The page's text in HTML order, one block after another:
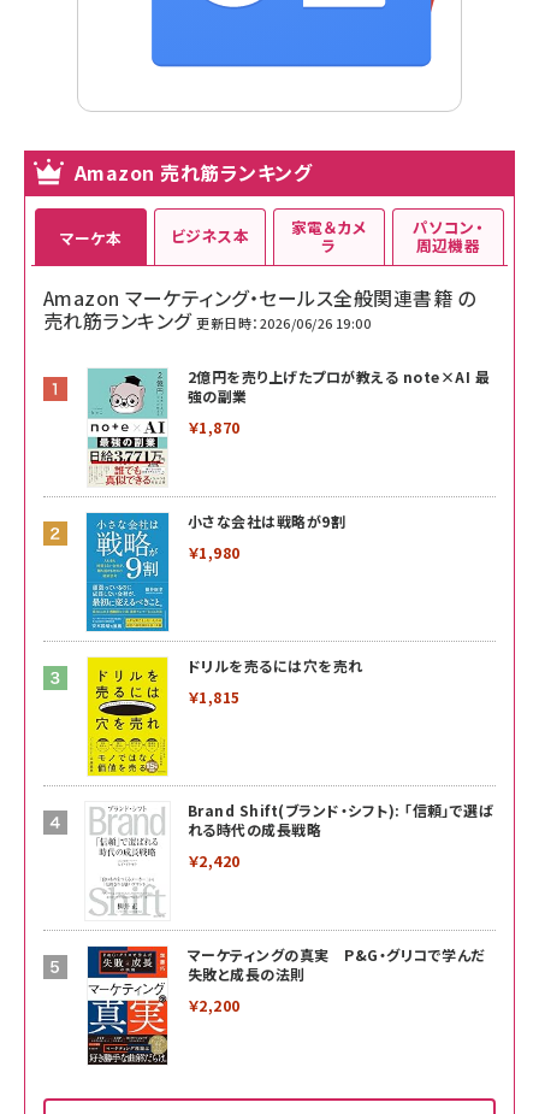
Amazon 売れ筋ランキング
マーケ本
Amazon マーケティング・セールス全般関連書籍 の
売れ筋ランキング 更新日時：2026/06/26 19:00
2億円を売り上げたプロが教える note×AI 最
強の副業
￥1,870
小さな会社は戦略が9割
￥1,980
ドリルを売るには穴を売れ
￥1,815
Brand Shift(ブランド・シフト): 「信頼」で選ば
れる時代の成長戦略
￥2,420
マーケティングの真実 P&G・グリコで学んだ
失敗と成長の法則
￥2,200
ビジネス本 家電＆カメ
ラ
パソコン・
周辺機器